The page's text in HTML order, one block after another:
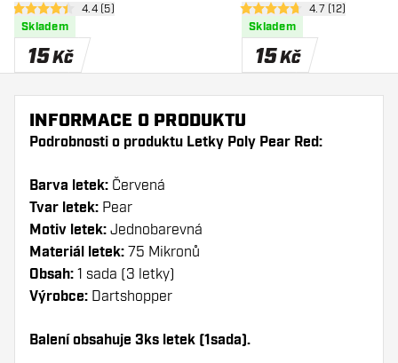
otevřít panel recenzí
4.4 hodnoticí hvězdičky
4.4 (5)
Skladem
15Kč
otevřít panel
4.7 hodnoticí hvězdičky
4.7 (12)
Skladem
15Kč
INFORMACE O PRODUKTU
Podrobnosti o produktu Letky Poly Pear Red:
Barva letek: Červená
Tvar letek: Pear
Motiv letek: Jednobarevná
Materiál letek: 75 Mikronů
Obsah: 1 sada (3 letky)
Výrobce: Dartshopper
Balení obsahuje 3ks letek (1sada).